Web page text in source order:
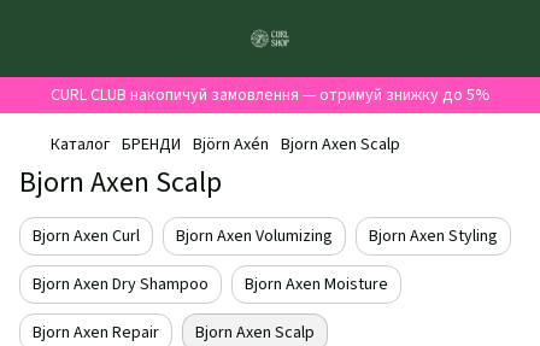
CURL CLUB накопичуй замовлення — отримуй знижку до 5%
Каталог БРЕНДИ Björn Axén Bjorn Axen Scalp
Bjorn Axen Scalp
Bjorn Axen Curl Bjorn Axen Volumizing
Bjorn Axen Styling
Bjorn Axen Dry Shampoo
Bjorn Axen Moisture
Bjorn Axen Repair
Bjorn Axen Scalp